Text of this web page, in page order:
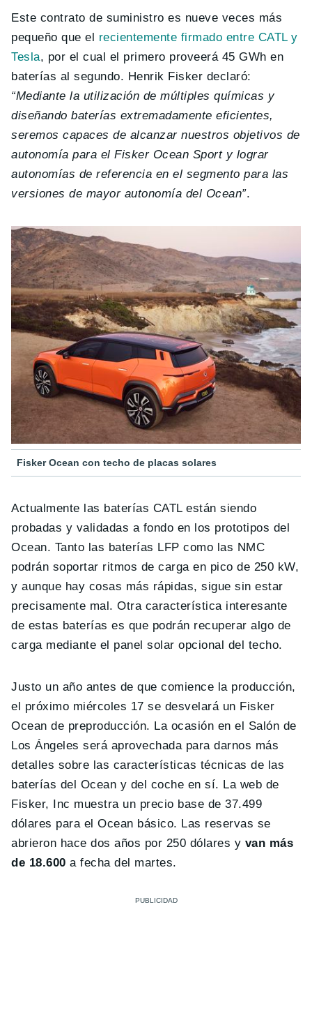
Este contrato de suministro es nueve veces más
pequeño que el recientemente firmado entre CATL y
Tesla, por el cual el primero proveerá 45 GWh en
baterías al segundo. Henrik Fisker declaró:
“Mediante la utilización de múltiples químicas y
diseñando baterías extremadamente eficientes,
seremos capaces de alcanzar nuestros objetivos de
autonomía para el Fisker Ocean Sport y lograr
autonomías de referencia en el segmento para las
versiones de mayor autonomía del Ocean”.
Fisker Ocean con techo de placas solares
Actualmente las baterías CATL están siendo
probadas y validadas a fondo en los prototipos del
Ocean. Tanto las baterías LFP como las NMC
podrán soportar ritmos de carga en pico de 250 kW,
y aunque hay cosas más rápidas, sigue sin estar
precisamente mal. Otra característica interesante
de estas baterías es que podrán recuperar algo de
carga mediante el panel solar opcional del techo.
Justo un año antes de que comience la producción,
el próximo miércoles 17 se desvelará un Fisker
Ocean de preproducción. La ocasión en el Salón de
Los Ángeles será aprovechada para darnos más
detalles sobre las características técnicas de las
baterías del Ocean y del coche en sí. La web de
Fisker, Inc muestra un precio base de 37.499
dólares para el Ocean básico. Las reservas se
abrieron hace dos años por 250 dólares y van más
de 18.600 a fecha del martes.